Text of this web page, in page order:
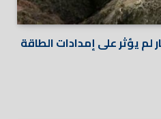
لم يؤثر على إمدادات الطاقة